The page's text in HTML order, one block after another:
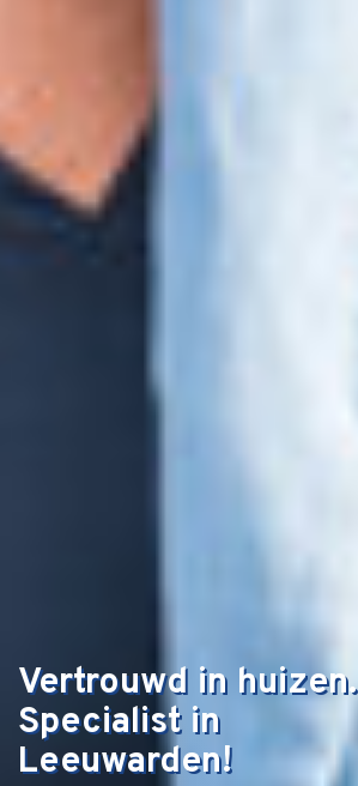
Vertrouwd in huizen.
Specialist in
Leeuwarden!